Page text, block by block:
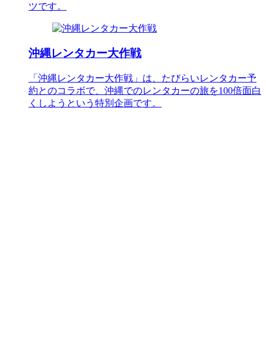
ツです。
沖縄レンタカー大作戦
「沖縄レンタカー大作戦」は、たびらいレンタカー予
約とのコラボで、沖縄でのレンタカーの旅を100倍面白
くしようという特別企画です。